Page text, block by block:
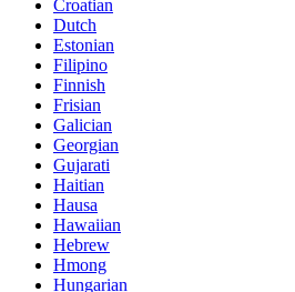
Croatian
Dutch
Estonian
Filipino
Finnish
Frisian
Galician
Georgian
Gujarati
Haitian
Hausa
Hawaiian
Hebrew
Hmong
Hungarian